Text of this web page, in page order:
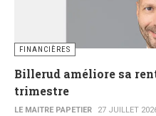
FINANCIÈRES
Billerud améliore sa
trimestre
LE MAITRE PAPETIER 27 JUILLET